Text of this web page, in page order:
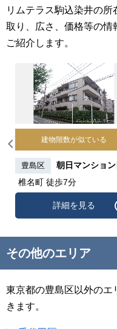
リムテラス駒込染井の
取り、広さ、価格等の情
ご紹介します。
建物階数が似ている
豊島区
朝日マンション
椎名町 徒歩7分
詳細を見る
その他のエリア
東京都の豊島区以外のエ
きます。